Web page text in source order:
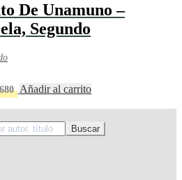
De Unamuno –
Segundo
Añadir al carrito